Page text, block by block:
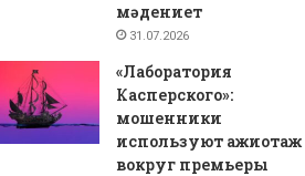
мәдениет
31.07.2026
«Лаборатория
Касперского»:
мошенники
используют ажиотаж
вокруг премьеры